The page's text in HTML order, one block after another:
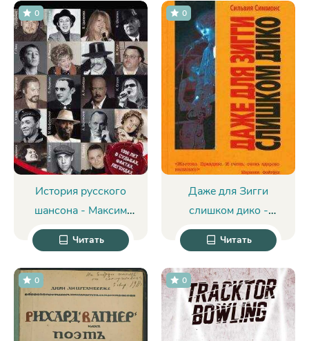
История русского
шансона - Максим
Кравчинский
0
Читать
Даже для Зигги
слишком дико -
Сильвия Симмонс
0
Читать
0 0